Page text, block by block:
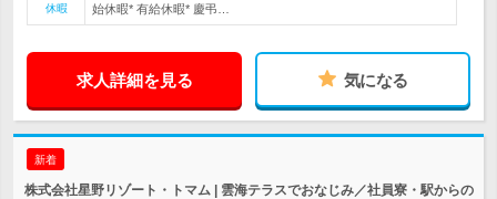
休暇
始休暇* 有給休暇* 慶弔…
求人詳細を見る 気になる
新着
株式会社星野リゾート・トマム | 雲海テラスでおなじみ／社員寮・駅からの